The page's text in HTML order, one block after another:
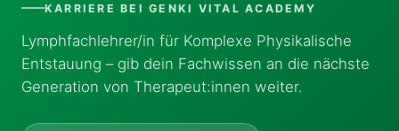
KARRIERE BEI GENKI VITAL ACADEMY
Lymphfachlehrer/in für Komplexe Physikalische
Entstauung – gib dein Fachwissen an die nächste
Generation von Therapeut:innen weiter.